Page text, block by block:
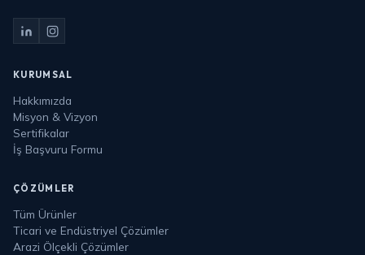
KURUMSAL
Hakkımızda
Misyon & Vizyon
Sertifikalar
İş Başvuru Formu
ÇÖZÜMLER
Tüm Ürünler
Ticari ve Endüstriyel Çözümler
Arazi Ölçekli Çözümler